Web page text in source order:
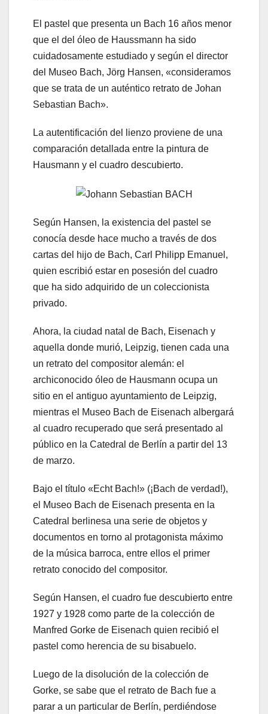
El pastel que presenta un Bach 16 años menor
que el del óleo de Haussmann ha sido
cuidadosamente estudiado y según el director
del Museo Bach, Jörg Hansen, «consideramos
que se trata de un auténtico retrato de Johan
Sebastian Bach».
La autentificación del lienzo proviene de una
comparación detallada entre la pintura de
Hausmann y el cuadro descubierto.
Según Hansen, la existencia del pastel se
conocía desde hace mucho a través de dos
cartas del hijo de Bach, Carl Philipp Emanuel,
quien escribió estar en posesión del cuadro
que ha sido adquirido de un coleccionista
privado.
Ahora, la ciudad natal de Bach, Eisenach y
aquella donde murió, Leipzig, tienen cada una
un retrato del compositor alemán: el
archiconocido óleo de Hausmann ocupa un
sitio en el antiguo ayuntamiento de Leipzig,
mientras el Museo Bach de Eisenach albergará
al cuadro recuperado que será presentado al
público en la Catedral de Berlín a partir del 13
de marzo.
Bajo el título «Echt Bach!» (¡Bach de verdad!),
el Museo Bach de Eisenach presenta en la
Catedral berlinesa una serie de objetos y
documentos en torno al protagonista máximo
de la música barroca, entre ellos el primer
retrato conocido del compositor.
Según Hansen, el cuadro fue descubierto entre
1927 y 1928 como parte de la colección de
Manfred Gorke de Eisenach quien recibió el
pastel como herencia de su bisabuelo.
Luego de la disolución de la colección de
Gorke, se sabe que el retrato de Bach fue a
parar a un particular de Berlín, perdiéndose